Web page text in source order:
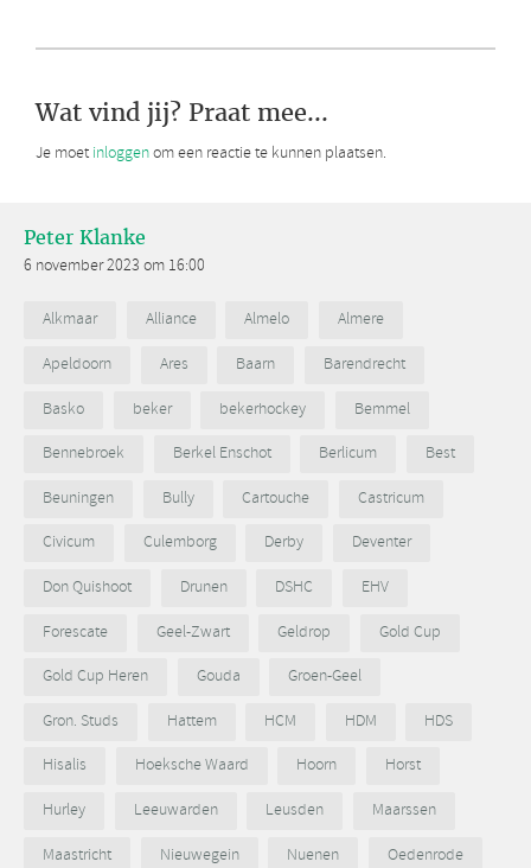
Wat vind jij? Praat mee...
Je moet inloggenom een reactie te kunnen plaatsen.
Peter Klanke
6 november 2023 om 16:00
Alkmaar Alliance Almelo
Almere
Apeldoorn
Ares Baarn
Barendrecht
Basko
beker bekerhockey
Bemmel
Bennebroek
Berkel Enschot Berlicum
Best
Beuningen
Bully Cartouche
Castricum
Civicum
Culemborg Derby
Deventer
Don Quishoot
Drunen DSHC
EHV
Forescate
Geel-Zwart Geldrop
Gold Cup
Gold Cup Heren
Gouda
Groen-Geel
Gron. Studs
Hattem HCM HDM
HDS
Hisalis
Hoeksche Waard Hoorn
Horst
Hurley
Leeuwarden Leusden
Maarssen
Maastricht
Nieuwegein Nuenen
Oedenrode